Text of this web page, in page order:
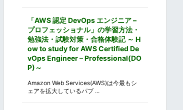
「AWS 認定 DevOps エンジニア –
プロフェッショナル」の学習方法・
勉強法・試験対策・合格体験記 ～ H
ow to study for AWS Certified De
vOps Engineer – Professional(DO
P)～
Amazon Web Services(AWS)は今最もシ
ェアを拡大しているパブ ...